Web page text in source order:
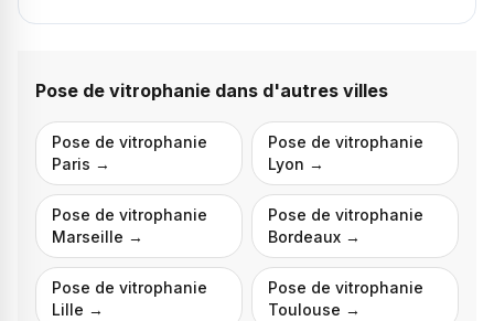
Pose de vitrophanie dans d'autres villes
Pose de vitrophanie
Paris →
Pose de vitrophanie
Lyon →
Pose de vitrophanie
Marseille →
Pose de vitrophanie
Bordeaux →
Pose de vitrophanie
Lille →
Pose de vitrophanie
Toulouse →